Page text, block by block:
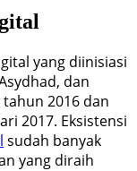
yang diinisiasi
dan
2016 dan
2017. Eksistensi
sudah banyak
yang diraih